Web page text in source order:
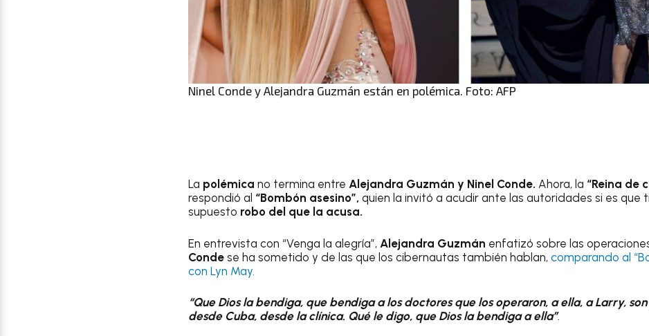
Ninel Conde y Alejandra Guzmán están en polémica. Foto: AFP
La polémica no termina entre Alejandra Guzmán y Ninel Conde. Ahora, la “Reina de
respondió al “Bombón asesino”, quien la invitó a acudir ante las autoridades si es que
supuesto robo del que la acusa.
En entrevista con “Venga la alegría”, Alejandra Guzmán enfatizó sobre las
Conde se ha sometido y de las que los cibernautas también hablan, comparando al
con Lyn May.
“Que Dios la bendiga, que bendiga a los doctores que los operaron, a ella, a Larry,
desde Cuba, desde la clínica. Qué le digo, que Dios la bendiga a ella”.